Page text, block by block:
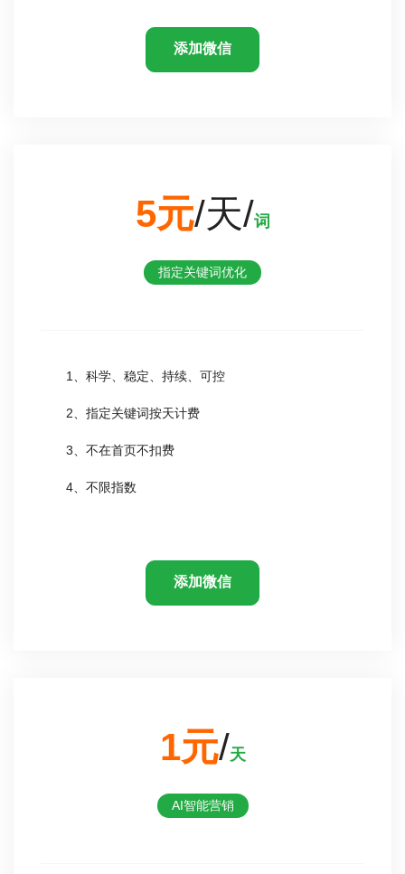
添加微信
5元/天/词
指定关键词优化
1、科学、稳定、持续、可控
2、指定关键词按天计费
3、不在首页不扣费
4、不限指数
添加微信
1元/天
AI智能营销